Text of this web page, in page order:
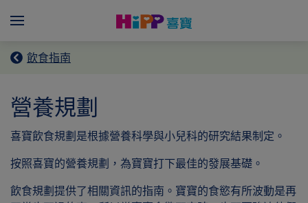
Menü
飲食指南
營養規劃
喜寶飲食規劃是根據營養科學與小兒科的研究結果制定。
按照喜寶的營養規劃，為寶寶打下最佳的發展基礎。
飲食規劃提供了相關資訊的指南。寶寶的食慾有所波動是再